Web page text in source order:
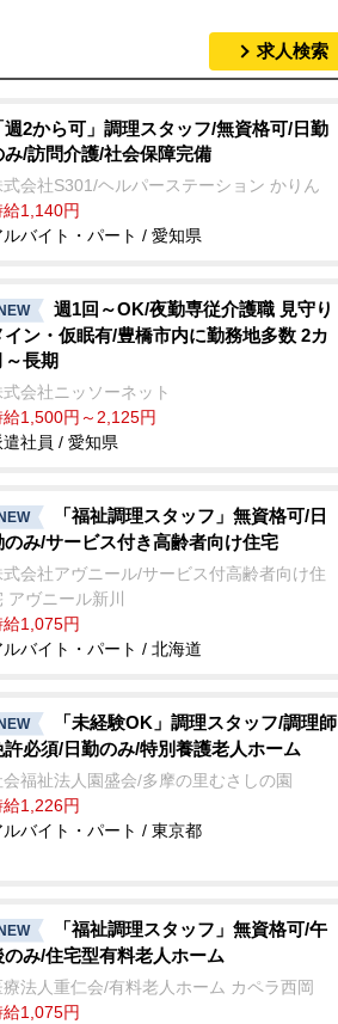
求人検索
週2から可」調理スタッフ/無資格可/日勤
み/訪問介護/社会保障完備
式会社S301/ヘルパーステーション かりん
給1,140円
ルバイト・パート / 愛知県
週1回～OK/夜勤専従介護職 見守り
イン・仮眠有/豊橋市内に勤務地多数 2カ
～長期
式会社ニッソーネット
給1,500円～2,125円
遣社員 / 愛知県
「福祉調理スタッフ」無資格可/日
のみ/サービス付き高齢者向け住宅
式会社アヴニール/サービス付高齢者向け住
アヴニール新川
給1,075円
ルバイト・パート / 北海道
「未経験OK」調理スタッフ/調理師
許必須/日勤のみ/特別養護老人ホーム
会福祉法人園盛会/多摩の里むさしの園
給1,226円
ルバイト・パート / 東京都
「福祉調理スタッフ」無資格可/午
のみ/住宅型有料老人ホーム
療法人重仁会/有料老人ホーム カペラ西岡
給1,075円